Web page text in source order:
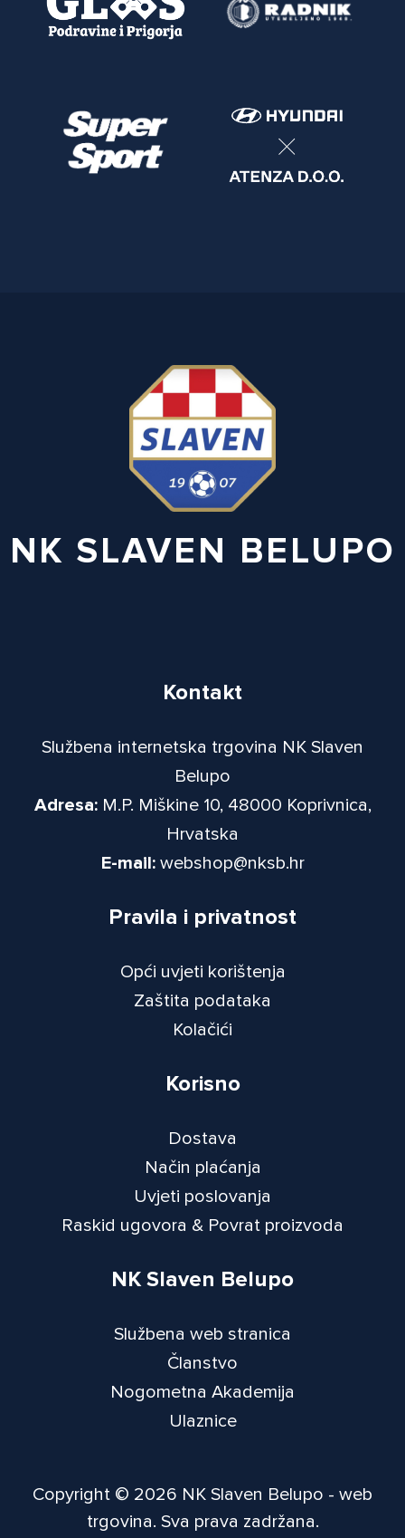
NK SLAVEN BELUPO
Kontakt
Službena internetska trgovina NK Slaven
Belupo
Adresa:M.P. Miškine 10, 48000 Koprivnica,
Hrvatska
E-mail: webshop@nksb.hr
Pravila i privatnost
Opći uvjeti korištenja
Zaštita podataka
Kolačići
Korisno
Dostava
Način plaćanja
Uvjeti poslovanja
Raskid ugovora & Povrat proizvoda
NK Slaven Belupo
Službena web stranica
Članstvo
Nogometna Akademija
Ulaznice
Copyright © 2026 NK Slaven Belupo - web
trgovina. Sva prava zadržana.